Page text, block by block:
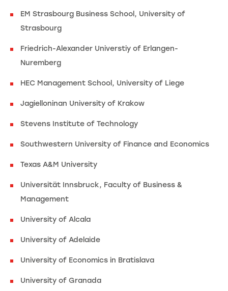
EM Strasbourg Business School, University of
Strasbourg
Friedrich-Alexander Universtiy of Erlangen-
Nuremberg
HEC Management School, University of Liege
Jagielloninan University of Krakow
Stevens Institute of Technology
Southwestern University of Finance and Economics
Texas A&M University
Universität Innsbruck, Faculty of Business &
Management
University of Alcala
University of Adelaide
University of Economics in Bratislava
University of Granada